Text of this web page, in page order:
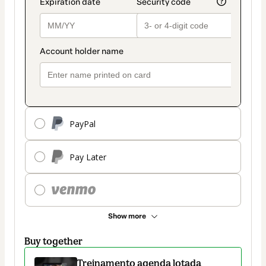
PayPal
Pay Later
Show more
Buy together
Treinamento agenda lotada